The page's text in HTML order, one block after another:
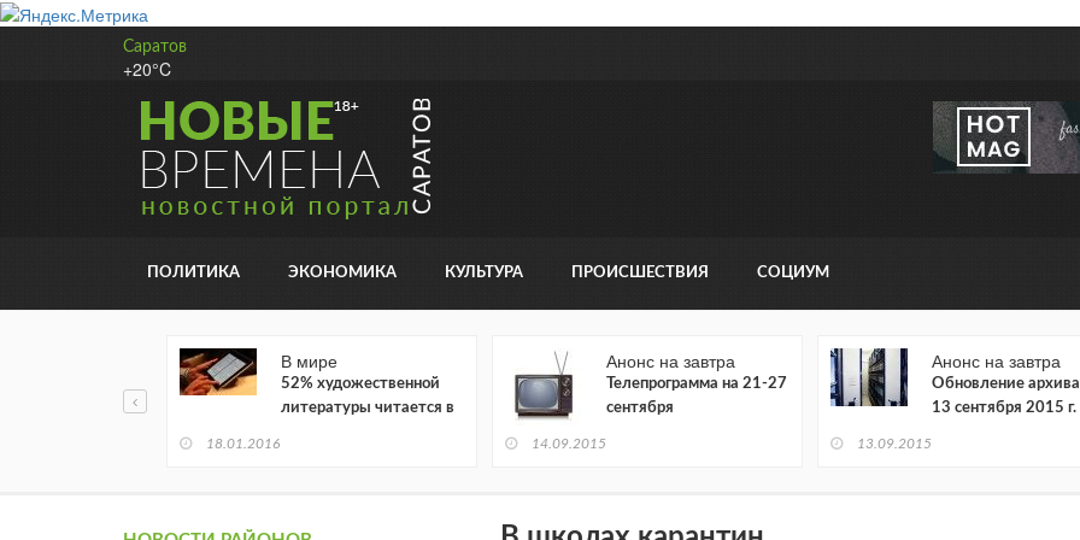
Саратов
+20°C
ПОЛИТИКА ЭКОНОМИКА КУЛЬТУРА ПРОИСШЕСТВИЯ СОЦИУМ
В мире
52% художественной
литературы читается в
18.01.2016
Анонс на завтра
Телепрограмма на 21-27
сентября
14.09.2015
Анонс на завтра
Обновление архива
13 сентября 2015 г.
13.09.2015